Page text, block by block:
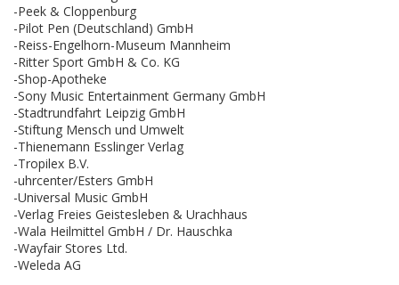
-Peek & Cloppenburg
-Pilot Pen (Deutschland) GmbH
-Reiss-Engelhorn-Museum Mannheim
-Ritter Sport GmbH & Co. KG
-Shop-Apotheke
-Sony Music Entertainment Germany GmbH
-Stadtrundfahrt Leipzig GmbH
-Stiftung Mensch und Umwelt
-Thienemann Esslinger Verlag
-Tropilex B.V.
-uhrcenter/Esters GmbH
-Universal Music GmbH
-Verlag Freies Geistesleben & Urachhaus
-Wala Heilmittel GmbH / Dr. Hauschka
-Wayfair Stores Ltd.
-Weleda AG